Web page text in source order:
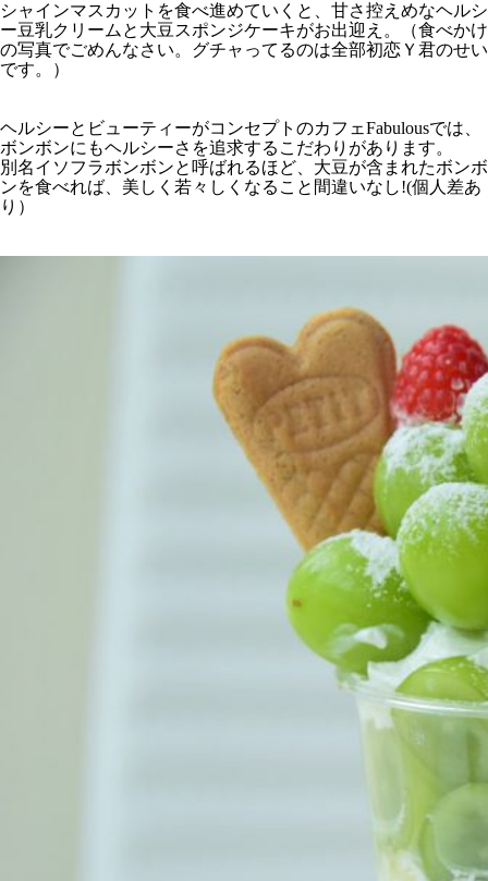
シャインマスカットを食べ進めていくと、甘さ控えめなヘルシ
ー豆乳クリームと大豆スポンジケーキがお出迎え。（食べかけ
の写真でごめんなさい。グチャってるのは全部初恋Ｙ君のせい
です。）
ヘルシーとビューティーがコンセプトのカフェFabulousでは、
ボンボンにもヘルシーさを追求するこだわりがあります。
別名イソフラボンボンと呼ばれるほど、大豆が含まれたボンボ
ンを食べれば、美しく若々しくなること間違いなし!(個人差あ
り）